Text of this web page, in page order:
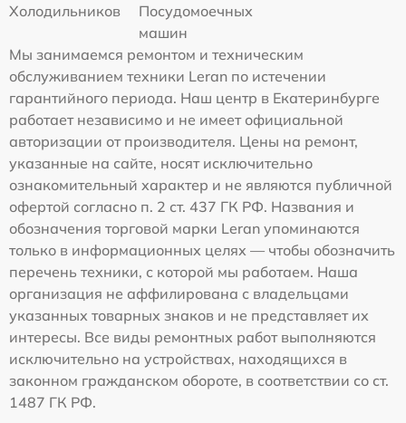
Холодильников
Посудомоечных
машин
Мы занимаемся ремонтом и техническим
обслуживанием техники Leran по истечении
гарантийного периода. Наш центр в Екатеринбурге
работает независимо и не имеет официальной
авторизации от производителя. Цены на ремонт,
указанные на сайте, носят исключительно
ознакомительный характер и не являются публичной
офертой согласно п. 2 ст. 437 ГК РФ. Названия и
обозначения торговой марки Leran упоминаются
только в информационных целях — чтобы обозначить
перечень техники, с которой мы работаем. Наша
организация не аффилирована с владельцами
указанных товарных знаков и не представляет их
интересы. Все виды ремонтных работ выполняются
исключительно на устройствах, находящихся в
законном гражданском обороте, в соответствии со ст.
1487 ГК РФ.